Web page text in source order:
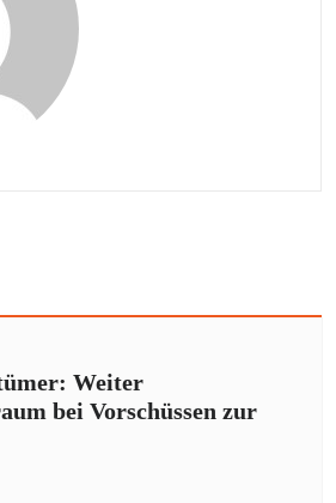
Weiter
bei Vorschüssen zur